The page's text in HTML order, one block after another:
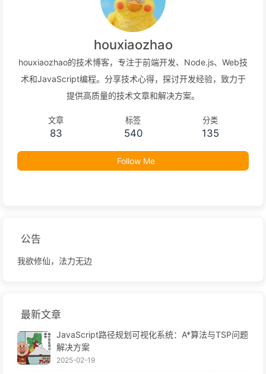
houxiaozhao
houxiaozhao的技术博客，专注于前端开发、Node.js、Web技
术和JavaScript编程。分享技术心得，探讨开发经验，致力于
提供高质量的技术文章和解决方案。
文章
83
标签
540
分类
135
Follow Me
公告
我欲修仙，法力无边
最新文章
JavaScript路径规划可视化系统：A*算法与TSP问题
解决方案
2025-02-19